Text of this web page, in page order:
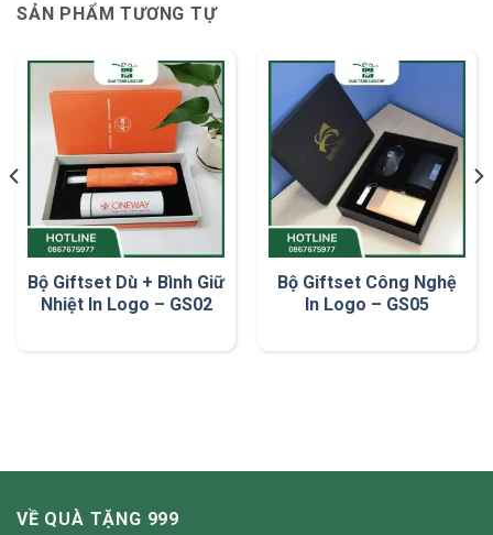
SẢN PHẨM TƯƠNG TỰ
Bộ Giftset Dù + Bình Giữ
Nhiệt In Logo – GS02
Bộ Giftset Công Nghệ
In Logo – GS05
VỀ QUÀ TẶNG 999